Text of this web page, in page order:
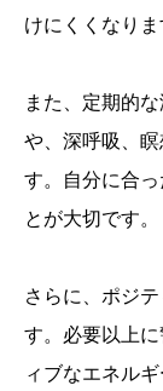
けにくくなりま
また、定期的
や、深呼吸、
す。自分に合
とが大切です。
さらに、ポジ
す。必要以上
ィブなエネル